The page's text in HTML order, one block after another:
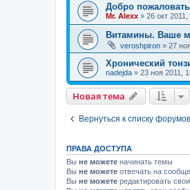
Добро
Mr. Alexx » 26 окт
Витамины. Ваше
veroshpiron » 27
Хронический
nadejda » 23 ноя 2011,
Новая тема
Вернуться к списку форумов
ПРАВА ДОСТУПА
Вы не можете начинать темы
Вы не можете отвечать на
Вы не можете редактировать